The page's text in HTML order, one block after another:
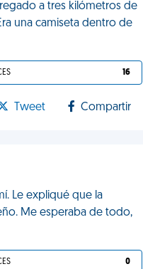
a tres kilómetros de
una camiseta dentro de
16
Tweet Compartir
Le expliqué que la
Me esperaba de todo,
0